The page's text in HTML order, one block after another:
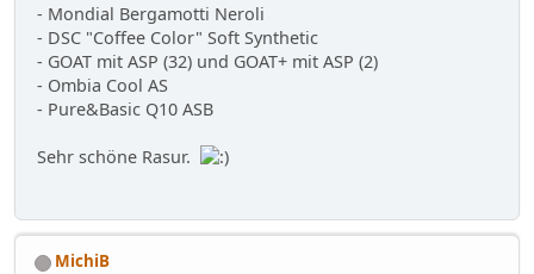
- Mondial Bergamotti Neroli
- DSC "Coffee Color" Soft Synthetic
- GOAT mit ASP (32) und GOAT+ mit ASP (2)
- Ombia Cool AS
- Pure&Basic Q10 ASB
Sehr schöne Rasur.
MichiB